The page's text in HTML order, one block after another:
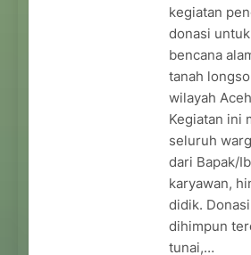
kegiatan
donasi
bencana
tanah
wilayah
Kegiatan ini
seluruh
dari Bapak/
karyawan,
didik.
dihimpun
tunai,…